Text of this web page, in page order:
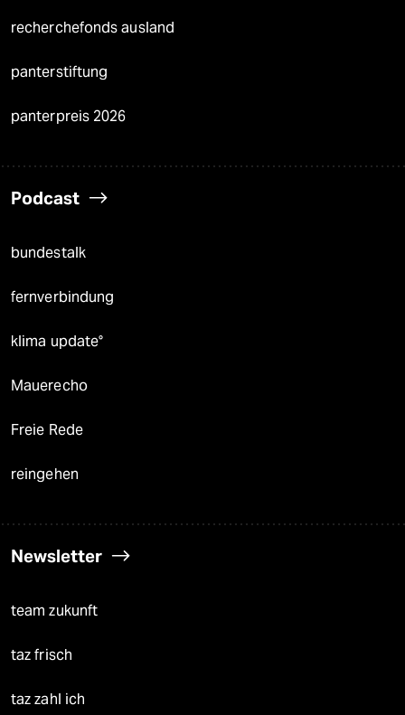
recherchefonds ausland
panterstiftung
panterpreis 2026
Podcast
bundestalk
fernverbindung
klima update°
Mauerecho
Freie Rede
reingehen
Newsletter
team zukunft
taz frisch
taz zahl ich